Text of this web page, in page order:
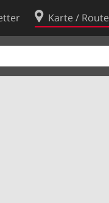
Karte / Route